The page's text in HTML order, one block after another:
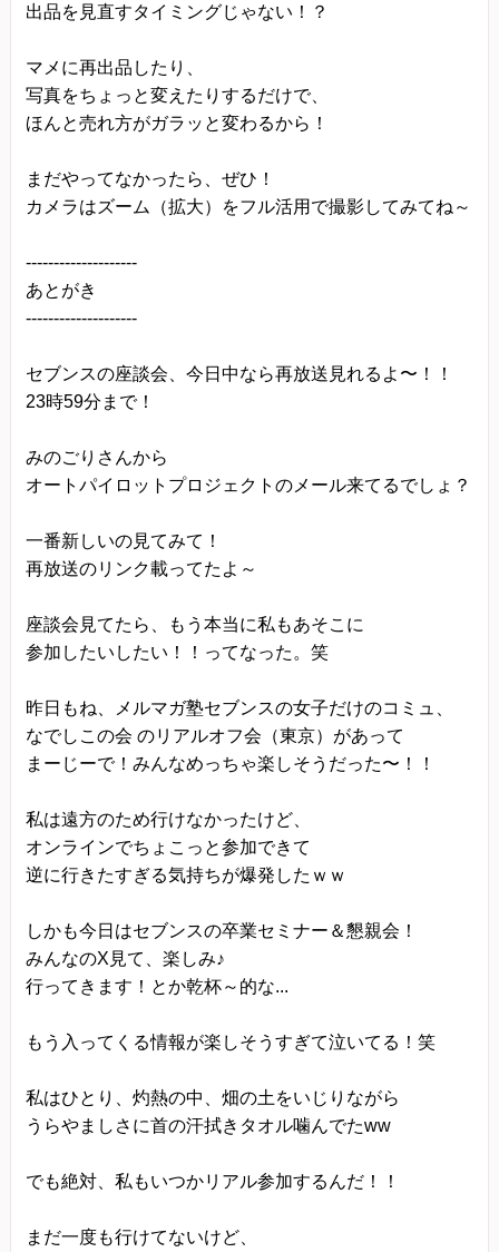
出品を見直すタイミングじゃない！？
マメに再出品したり、
写真をちょっと変えたりするだけで、
ほんと売れ方がガラッと変わるから！
まだやってなかったら、ぜひ！
カメラはズーム（拡大）をフル活用で撮影してみてね～
--------------------
あとがき
--------------------
セブンスの座談会、今日中なら再放送見れるよ〜！！
23時59分まで！
みのごりさんから
オートパイロットプロジェクトのメール来てるでしょ？
一番新しいの見てみて！
再放送のリンク載ってたよ～
座談会見てたら、もう本当に私もあそこに
参加したいしたい！！ってなった。笑
昨日もね、メルマガ塾セブンスの女子だけのコミュ、
なでしこの会 のリアルオフ会（東京）があって
まーじーで！みんなめっちゃ楽しそうだった〜！！
私は遠方のため行けなかったけど、
オンラインでちょこっと参加できて
逆に行きたすぎる気持ちが爆発したｗｗ
しかも今日はセブンスの卒業セミナー＆懇親会！
みんなのX見て、楽しみ♪
行ってきます！とか乾杯～的な...
もう入ってくる情報が楽しそうすぎて泣いてる！笑
私はひとり、灼熱の中、畑の土をいじりながら
うらやましさに首の汗拭きタオル噛んでたww
でも絶対、私もいつかリアル参加するんだ！！
まだ一度も行けてないけど、